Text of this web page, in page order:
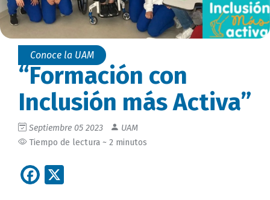
Conoce la UAM
“Formación con
Inclusión más Activa”
Septiembre 05 2023
UAM
Tiempo de lectura ~ 2 minutos
Facebook